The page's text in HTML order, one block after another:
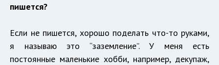
пишется?
Если не пишется, хорошо поделать что-то руками,
я называю это “заземление”. У меня есть
постоянные маленькие хобби, например, декупаж,